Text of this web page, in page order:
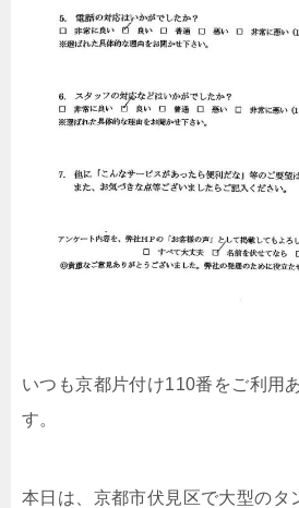
いつも京都片付け110番をご利用
す。
本日は、京都市伏見区で大型のタ